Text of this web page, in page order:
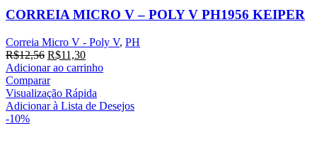
CORREIA MICRO V – POLY V PH1956 KEIPER
Correia Micro V - Poly V, PH
R$12,56 O
preço
original
era:
R$12,56.
R$11,30O
preço
é:
R$11,30.
Adicionar ao carrinho
Comparar
Visualização Rápida
Adicionar à Lista de Desejos
-10%